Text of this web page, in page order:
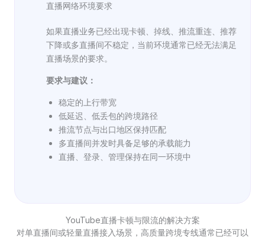
直播网络环境要求
如果直播业务已经出现卡顿、掉线、推流重连、推荐
下降或多直播间不稳定，当前环境通常已经无法满足
直播场景的要求。
要求与建议：
稳定的上行带宽
低延迟、低丢包的跨境路径
推流节点与出口地区保持匹配
多直播间并发时具备足够的承载能力
直播、登录、管理保持在同一环境中
YouTube直播卡顿与限流的解决方案
对单直播间或轻量直播接入场景，高质量跨境专线通常已经可以